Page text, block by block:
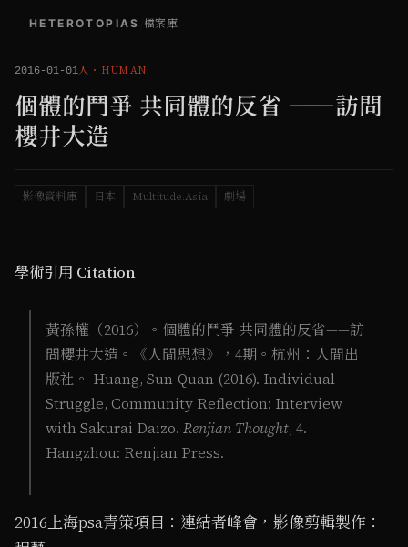
HETEROTOPIAS 檔案庫
2016-01-01人 ・ HUMAN
個體的鬥爭 共同體的反省 ——訪問
櫻井大造
影像資料庫 日本 Multitude.Asia 劇場
學術引用 Citation
黃孫權（2016）。個體的鬥爭 共同體的反省——訪
問櫻井大造。《人間思想》，4期。杭州：人間出
版社。 Huang, Sun-Quan (2016). Individual
Struggle, Community Reflection: Interview
with Sakurai Daizo. Renjian Thought, 4.
Hangzhou: Renjian Press.
2016上海psa青策項目：連結者峰會，影像剪輯製作：